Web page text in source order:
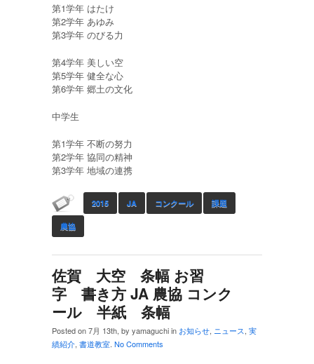
第1学年 はたけ
第2学年 あゆみ
第3学年 のびる力
第4学年 美しい空
第5学年 健全な心
第6学年 郷土の文化
中学生
第1学年 不断の努力
第2学年 協同の精神
第3学年 地域の連携
2015 JA コンクール 課題
農協
佐賀 大空 条幅 お習
字 書き方 JA 農協 コンク
ール 半紙 条幅
Posted on 7月 13th, by yamaguchi in お知らせ, ニュース, 実
績紹介, 書道教室. No Comments